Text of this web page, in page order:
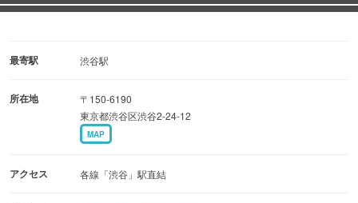
15階は社会価値につながるアイデア・新規事業などを共創
45階には有名企業のオフィスが入居します。
14階・45階～屋上は展望施設「SHIBUYA SKY（渋谷スカ
イ）」となっていて、国内最大級を誇る約2,500㎡の展望空
間「SKY STAGE」を有しています。地上229mの高さから
スクランブル交差点を見下ろせるほか、遠く富士山までを
最寄駅 渋谷駅
所在地
〒150-6190
東京都渋谷区渋谷2-24-12
MAP
アクセス 各線「渋谷」駅直結